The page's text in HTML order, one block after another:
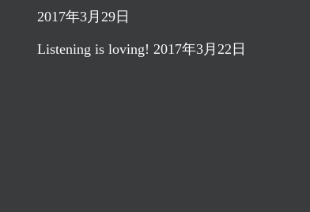
2017年3月29日
Listening is loving! 2017年3月22日